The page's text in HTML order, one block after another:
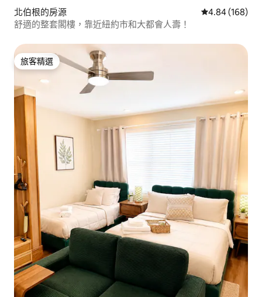
北伯根的房源 從 168 則評價
4.84 (168)
舒適的整套閣樓，靠近紐約市和大都會人壽！
旅客精選
旅客精選